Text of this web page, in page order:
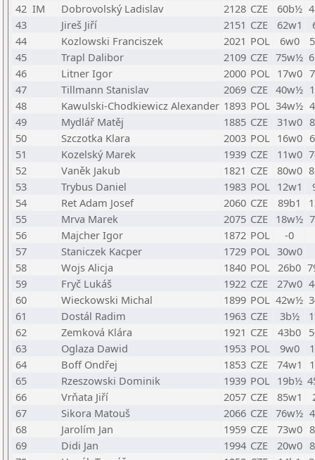
42 IM Dobrovolský Ladislav 2128 CZE 60b½
43
Jireš Jiří 2151 CZE 62w1
44
Kozlowski Franciszek 2021 POL 6w0
45
Trapl Dalibor 2109 CZE 75w½
46
Litner Igor 2000 POL 17w0
47
Tillmann Stanislav 2069 CZE 40w½
48
Kawulski-Chodkiewicz Alexander 1893 POL 34w½
49
Mydlář Matěj 1885 CZE 31w0
50
Szczotka Klara 2003 POL 16w0
51
Kozelský Marek 1939 CZE 11w0
52
Vaněk Jakub 1821 CZE 80w0
53
Trybus Daniel 1983 POL 12w1
54
Ret Adam Josef 2060 CZE 89b1
55
Mrva Marek 2075 CZE 18w½
56
Majcher Igor 1872 POL
-0
57
Staniczek Kacper 1729 POL 30w0
58
Wojs Alicja 1840 POL 26b0
59
Fryč Lukáš 1922 CZE 27w0
60
Wieckowski Michal 1899 POL 42w½
61
Dostál Radim 1963 CZE 3b½
62
Zemková Klára 1921 CZE 43b0
63
Oglaza Dawid 1953 POL 9w0
64
Boff Ondřej 1853 CZE 74w1
65
Rzeszowski Dominik 1939 POL 19b½
66
Vrňata Jiří 2057 CZE 85w1
67
Sikora Matouš 2066 CZE 76w½
68
Jarolím Jan 1959 CZE 73w0
69
Didi Jan 1994 CZE 20w0